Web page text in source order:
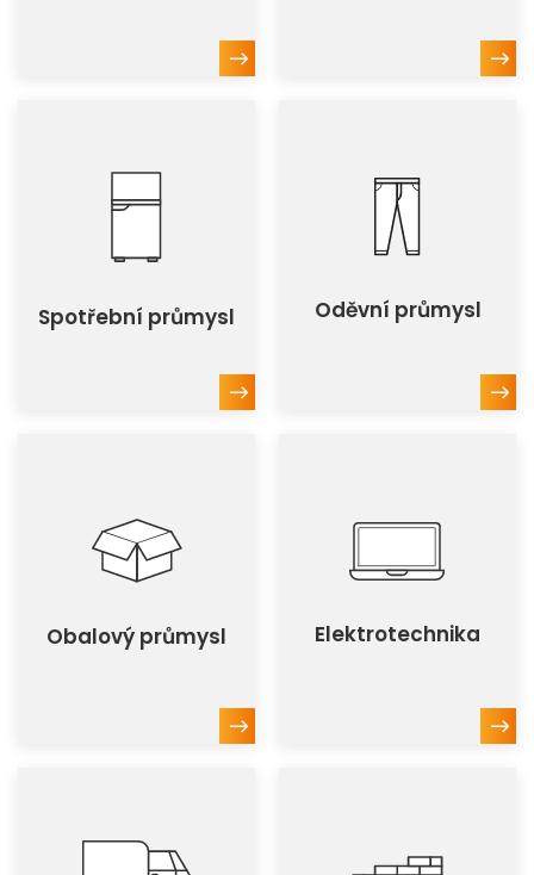
Spotřební průmysl Oděvní průmysl
Obalový průmysl Elektrotechnika